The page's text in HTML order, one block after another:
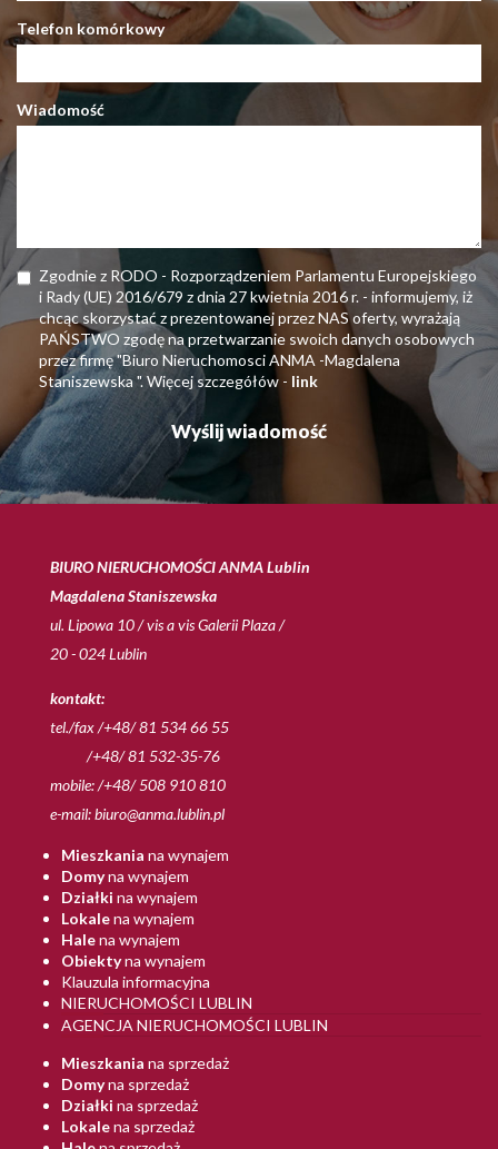
Telefon komórkowy
Wiadomość
Zgodnie z RODO - Rozporządzeniem Parlamentu Europejskiego
i Rady (UE) 2016/679 z dnia 27 kwietnia 2016 r. - informujemy, iż
chcąc skorzystać z prezentowanej przez NAS oferty, wyrażają
PAŃSTWO zgodę na przetwarzanie swoich danych osobowych
przez firmę "Biuro Nieruchomosci ANMA -Magdalena
Staniszewska ". Więcej szczegółów - link
BIURO NIERUCHOMOŚCI ANMA Lublin
Magdalena Staniszewska
ul. Lipowa 10 / vis a vis Galerii Plaza /
20 - 024 Lublin
kontakt:
tel./fax /+48/ 81 534 66 55
/+48/ 81 532-35-76
mobile: /+48/ 508 910 810
e-mail:biuro@anma.lublin.pl
Mieszkania na wynajem
Domyna wynajem
Działki na wynajem
Lokalena wynajem
Halena wynajem
Obiektyna wynajem
Klauzula informacyjna
NIERUCHOMOŚCI LUBLIN
AGENCJA NIERUCHOMOŚCI LUBLIN
Mieszkania na sprzedaż
Domyna sprzedaż
Działki na sprzedaż
Lokalena sprzedaż